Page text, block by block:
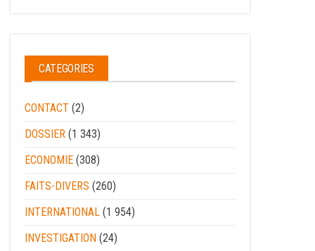
CATEGORIES
CONTACT (2)
DOSSIER (1 343)
ECONOMIE (308)
FAITS-DIVERS (260)
INTERNATIONAL (1 954)
INVESTIGATION (24)